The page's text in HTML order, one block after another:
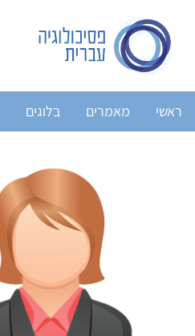
ראשי מאמרים בלוגים